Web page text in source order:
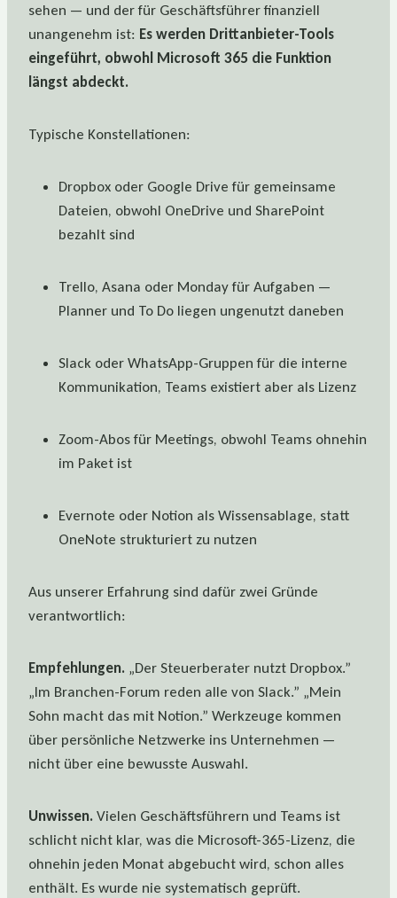
sehen — und der für Geschäftsführer finanziell
unangenehm ist: Es werden Drittanbieter-Tools
eingeführt, obwohl Microsoft 365 die Funktion
längst abdeckt.
Typische Konstellationen:
Dropbox oder Google Drive für gemeinsame
Dateien, obwohl OneDrive und SharePoint
bezahlt sind
Trello, Asana oder Monday für Aufgaben —
Planner und To Do liegen ungenutzt daneben
Slack oder WhatsApp-Gruppen für die interne
Kommunikation, Teams existiert aber als Lizenz
Zoom-Abos für Meetings, obwohl Teams ohnehin
im Paket ist
Evernote oder Notion als Wissensablage, statt
OneNote strukturiert zu nutzen
Aus unserer Erfahrung sind dafür zwei Gründe
verantwortlich:
Empfehlungen. „Der Steuerberater nutzt Dropbox.”
„Im Branchen-Forum reden alle von Slack.” „Mein
Sohn macht das mit Notion.” Werkzeuge kommen
über persönliche Netzwerke ins Unternehmen —
nicht über eine bewusste Auswahl.
Unwissen. Vielen Geschäftsführern und Teams ist
schlicht nicht klar, was die Microsoft-365-Lizenz, die
ohnehin jeden Monat abgebucht wird, schon alles
enthält. Es wurde nie systematisch geprüft.